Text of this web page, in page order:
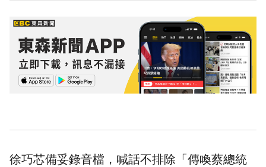
徐巧芯備妥錄音檔，喊話不排除「傳喚蔡總統